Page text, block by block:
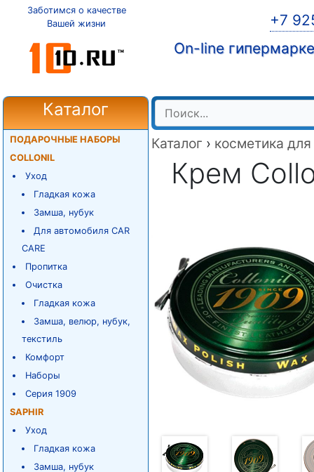
Заботимся о качестве
Вашей жизни
+7
On-line
Каталог
ПОДАРОЧНЫЕ НАБОРЫ
COLLONIL
Уход
Гладкая кожа
Замша, нубук
Для автомобиля CAR
CARE
Пропитка
Очистка
Гладкая кожа
Замша, велюр, нубук,
текстиль
Комфорт
Наборы
Серия 1909
SAPHIR
Уход
Гладкая кожа
Замша, нубук
Каталог › косметика
Крем